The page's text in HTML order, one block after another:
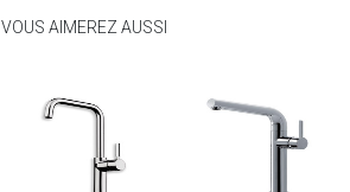
VOUS AIMEREZ AUSSI